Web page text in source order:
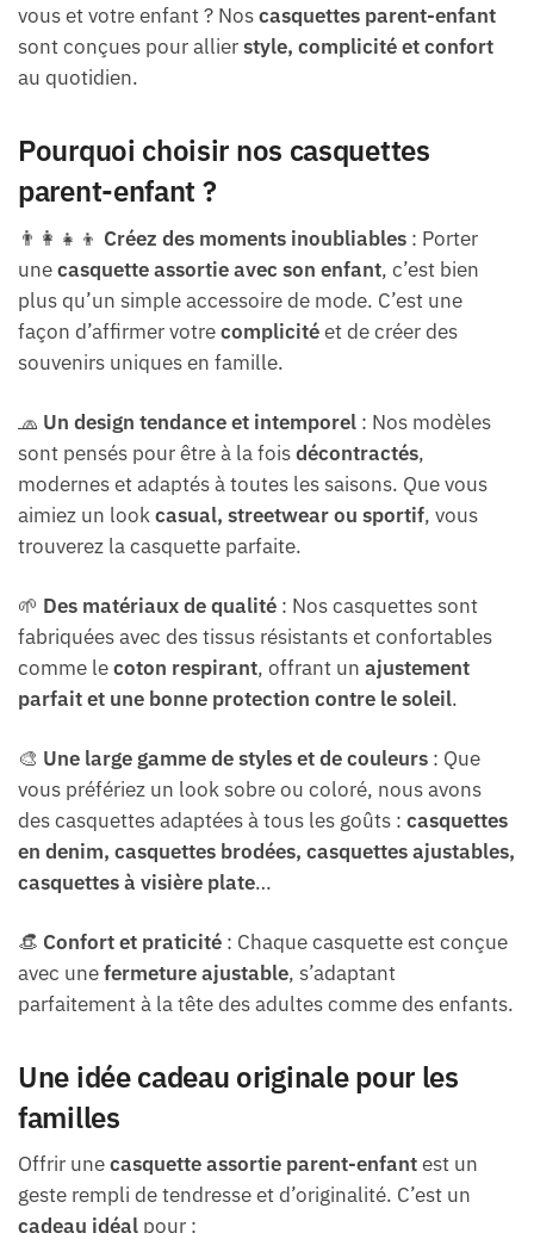
vous et votre enfant ? Noscasquettes parent-enfant
sont conçues pour allierstyle, complicité et confort
au quotidien.
Pourquoi choisir nos casquettes
parent-enfant ?
👨‍👩‍👧‍👦 Créez des moments inoubliables : Porter
unecasquette assortie avec son enfant, c’est bien
plus qu’un simple accessoire de mode. C’est une
façon d’affirmer votrecomplicitéet de créer des
souvenirs uniques en famille.
🧢 Un design tendance et intemporel : Nos modèles
sont pensés pour être à la foisdécontractés,
modernes et adaptés à toutes les saisons. Que vous
aimiez un lookcasual, streetwear ou sportif, vous
trouverez la casquette parfaite.
🌱 Des matériaux de qualité : Nos casquettes sont
fabriquées avec des tissus résistants et confortables
comme lecoton respirant, offrant un ajustement
parfait et une bonne protection contre le soleil.
🎨 Une large gamme de styles et de couleurs : Que
vous préfériez un look sobre ou coloré, nous avons
des casquettes adaptées à tous les goûts : casquettes
en denim, casquettes brodées, casquettes ajustables,
casquettes à visière plate…
👒 Confort et praticité : Chaque casquette est conçue
avec unefermeture ajustable, s’adaptant
parfaitement à la tête des adultes comme des enfants.
Une idée cadeau originale pour les
familles
Offrir unecasquette assortie parent-enfantest un
geste rempli de tendresse et d’originalité. C’est un
cadeau idéal pour :